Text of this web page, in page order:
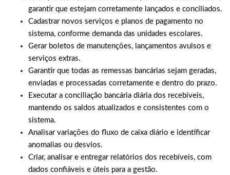
garantir que estejam corretamente lançados e conciliados.
Cadastrar novos serviços e planos de pagamento no
sistema, conforme demanda das unidades escolares.
Gerar boletos de manutenções, lançamentos avulsos e
serviços extras.
Garantir que todas as remessas bancárias sejam geradas,
enviadas e processadas corretamente e dentro do prazo.
Executar a conciliação bancária diária dos recebíveis,
mantendo os saldos atualizados e consistentes com o
sistema.
Analisar variações do fluxo de caixa diário e identificar
anomalias ou desvios.
Criar, analisar e entregar relatórios dos recebíveis, com
dados confiáveis e úteis para a gestão.